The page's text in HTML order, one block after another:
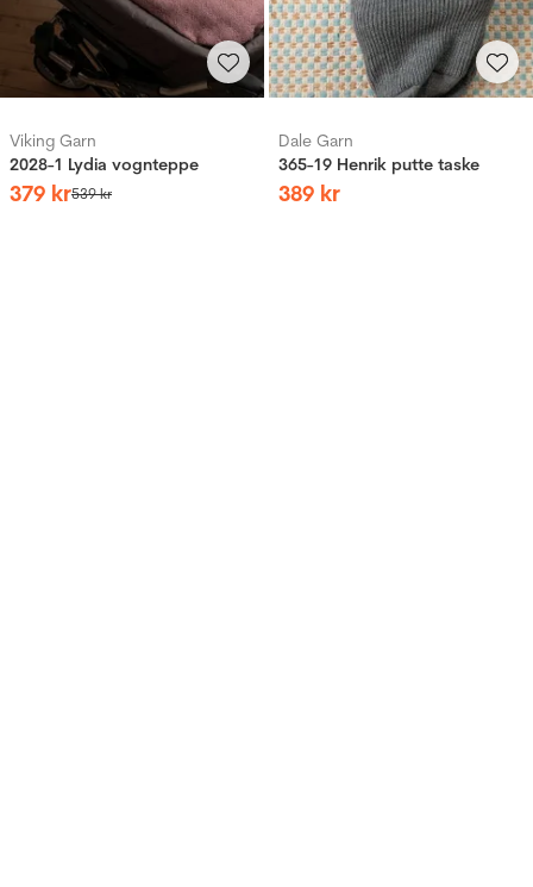
Viking Garn
2028-1 Lydia vognteppe
379 kr539kr
Dale Garn
365-19 Henrik putte taske
389 kr